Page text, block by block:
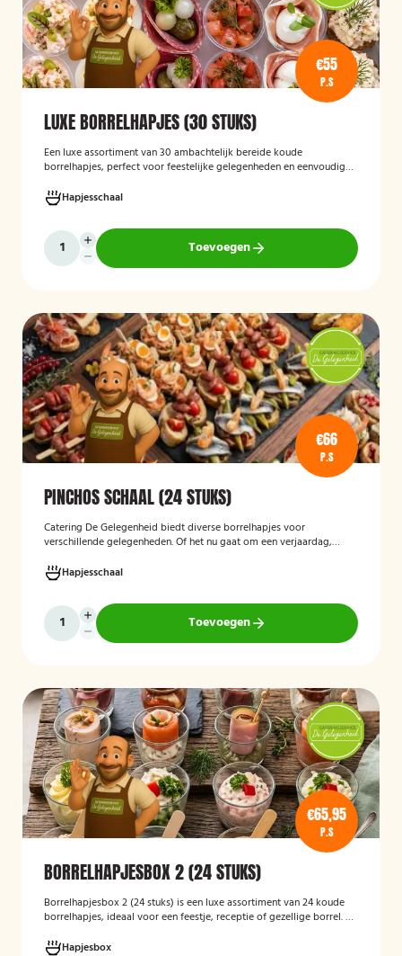
€55
P.S
LUXE BORRELHAPJES (30 STUKS)
Een luxe assortiment van 30 ambachtelijk bereide koude
borrelhapjes, perfect voor feestelijke gelegenheden en eenvoudig
Hapjesschaal
Toevoegen
€66
P.S
PINCHOS SCHAAL (24 STUKS)
Catering De Gelegenheid biedt diverse borrelhapjes voor
verschillende gelegenheden. Of het nu gaat om een verjaardag,
Hieronder ziet u een selectie uit ons aanbod. De Poncho's schaal is
geschikt voor maximaal 6 personen
Hapjesschaal
Toevoegen
€65,95
P.S
BORRELHAPJESBOX 2 (24 STUKS)
Borrelhapjesbox 2 (24 stuks) is een luxe assortiment van 24 koude
borrelhapjes, ideaal voor een feestje, receptie of gezellige borrel. De
klaar worden geleverd, zodat u uw gasten eenvoudig kunt trakteren
Hapjesbox